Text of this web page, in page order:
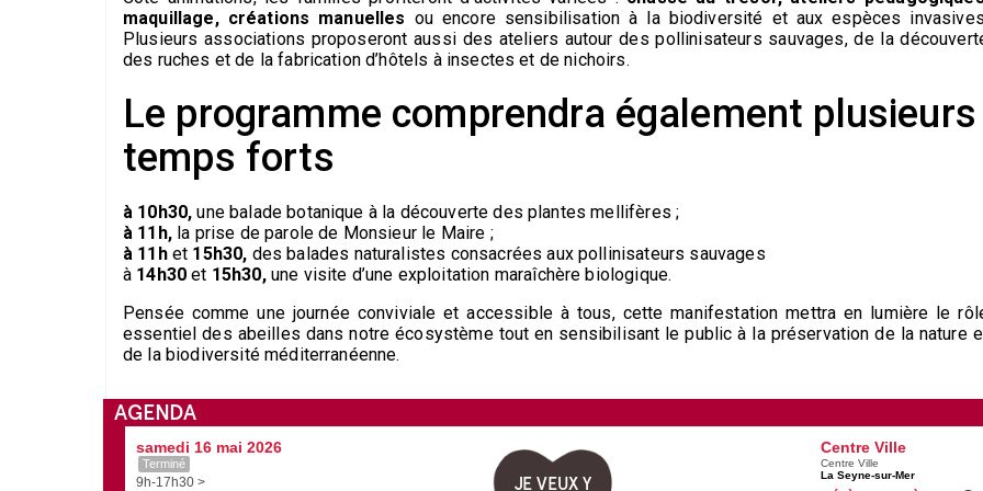
maquillage, créations manuelles ou encore sensibilisation à la biodiversité et aux espèces
Plusieurs associations proposeront aussi des ateliers autour des pollinisateurs sauvages, de la
des ruches et de la fabrication d’hôtels à insectes et de nichoirs.
Le programme comprendra également plusieurs
temps forts
à 10h30, une balade botanique à la découverte des plantes mellifères ;
à 11h,la prise de parole de Monsieur le Maire ;
à 11het 15h30, des balades naturalistes consacrées aux pollinisateurs sauvages
à 14h30 et 15h30,une visite d’une exploitation maraîchère biologique.
Pensée comme une journée conviviale et accessible à tous, cette manifestation mettra en lumière le
essentiel des abeilles dans notre écosystème tout en sensibilisant le public à la préservation de la nature
de la biodiversité méditerranéenne.
AGENDA
samedi 16 mai 2026
Terminé
9h-17h30 >
JE VEUX Y
Centre Ville
Centre Ville
La Seyne-sur-Mer